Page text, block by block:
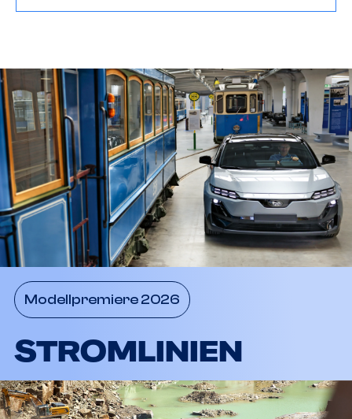
STROMLINIEN
Modellpremiere 2026